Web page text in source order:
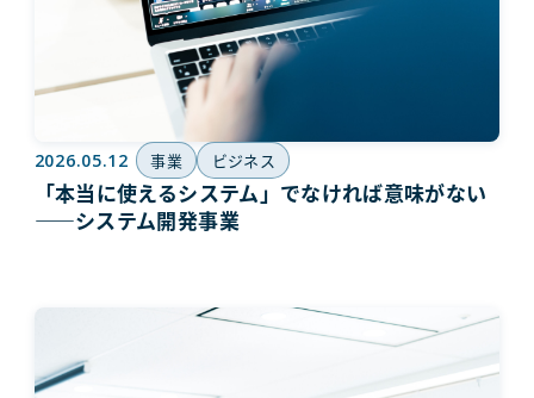
2026.05.12 事業 ビジネス
「本当に使えるシステム」でなければ意味がない
――システム開発事業